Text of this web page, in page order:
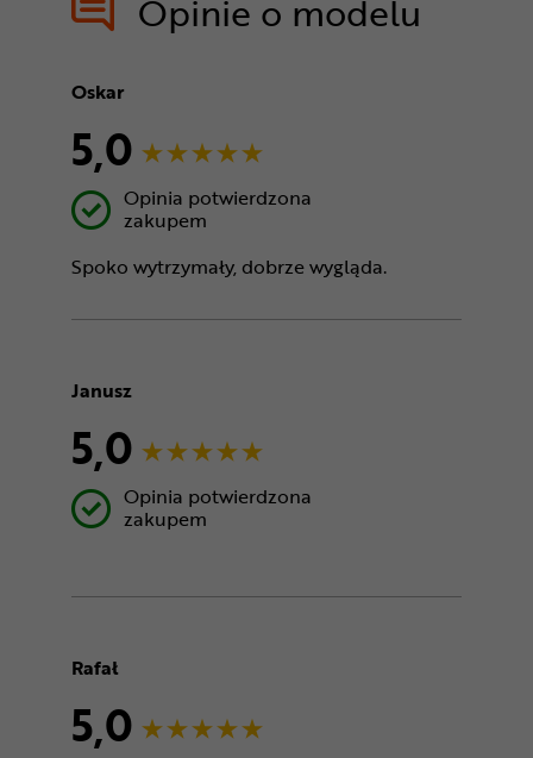
Opinie o modelu
Oskar
5,0
Opinia potwierdzona
zakupem
Spoko wytrzymały, dobrze wygląda.
Janusz
5,0
Opinia potwierdzona
zakupem
Rafał
5,0